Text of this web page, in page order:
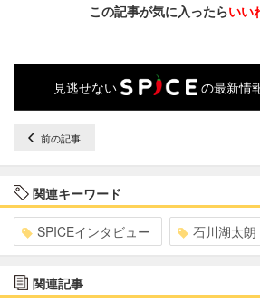
この記事が気に入ったらいい
見逃せない の最新情
前の記事
関連キーワード
SPICEインタビュー 石川湖太朗
関連記事